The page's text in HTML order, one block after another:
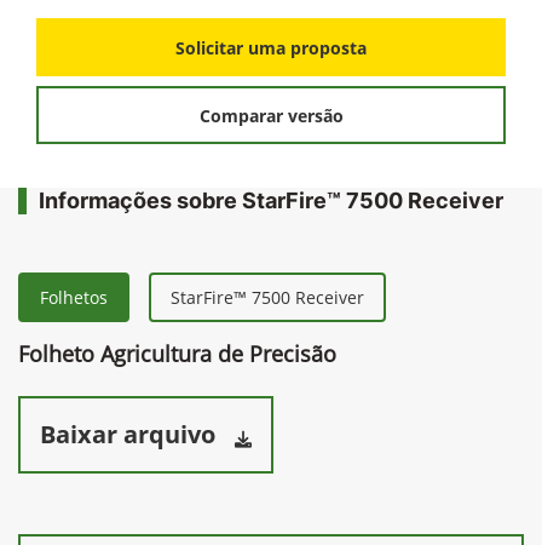
Solicitar uma proposta
Comparar versão
Informações sobre StarFire™ 7500 Receiver
Folhetos StarFire™ 7500 Receiver
Folheto Agricultura de Precisão
Baixar arquivo